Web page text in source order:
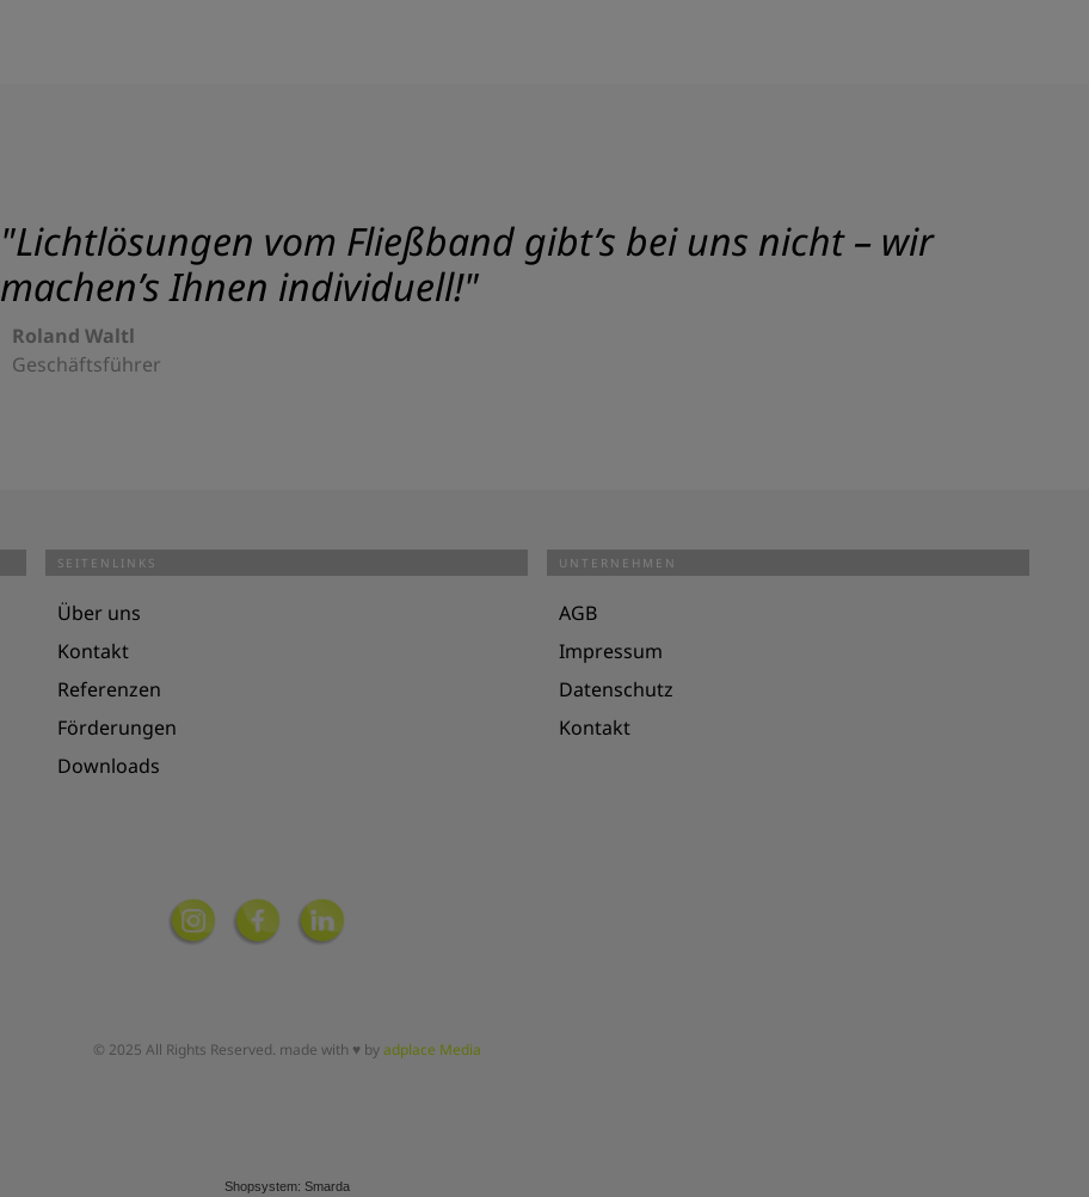
"Lichtlösungen vom Fließband gibt’s bei uns nicht – wir
machen’s Ihnen individuell!"
Roland Waltl
Geschäftsführer
SEITENLINKS
Über uns
Kontakt
Referenzen
Förderungen
Downloads
UNTERNEHMEN
AGB
Impressum
Datenschutz
Kontakt
© 2025 All Rights Reserved. made with ♥ byadplace Media
Shopsystem: Smarda